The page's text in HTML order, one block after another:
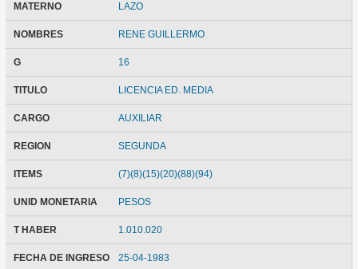
MATERNO LAZO
NOMBRES RENE GUILLERMO
G 16
TITULO LICENCIA ED. MEDIA
CARGO AUXILIAR
REGION SEGUNDA
ITEMS (7)(8)(15)(20)(88)(94)
UNID MONETARIA PESOS
T HABER 1.010.020
FECHA DE INGRESO 25-04-1983